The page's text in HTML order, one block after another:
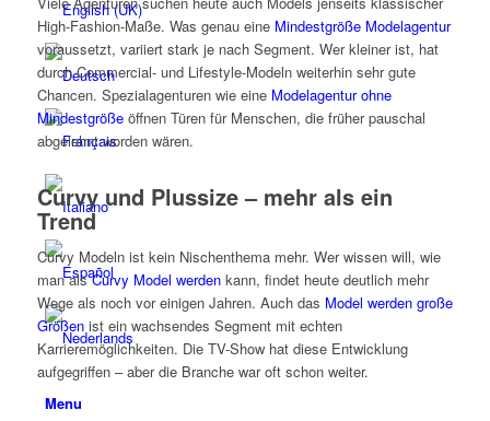
Menu
High-Fashion-Maße. Was genau eine Mindestgröße Modelagentur
voraussetzt, variiert stark je nach Segment. Wer kleiner ist, hat
durch Commercial- und Lifestyle-Modeln weiterhin sehr gute
Chancen. Spezialagenturen wie eine Modelagentur ohne
Mindestgrößeöffnen Türen für Menschen, die früher pauschal
abgelehnt worden wären.
Curvy und Plussize – mehr als ein
Trend
Curvy Modeln ist kein Nischenthema mehr. Wer wissen will, wie
man alsCurvy Model werdenkann, findet heute deutlich mehr
Wege als noch vor einigen Jahren. Auch das Model werden große
Größenist ein wachsendes Segment mit echten
Karrieremöglichkeiten. Die TV-Show hat diese Entwicklung
aufgegriffen – aber die Branche war oft schon weiter.